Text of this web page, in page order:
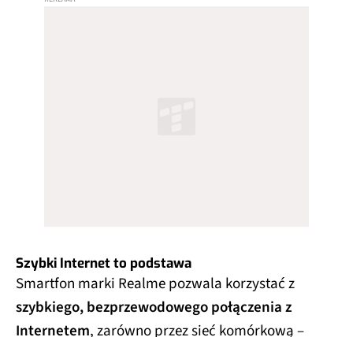
Szybki Internet to podstawa
Smartfon marki Realme pozwala korzystać z
szybkiego, bezprzewodowego połączenia z
Internetem, zarówno przez sieć komórkową –